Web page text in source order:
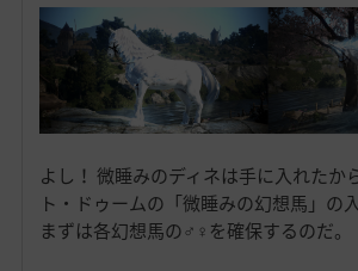
よし！ 微睡みのディネは手に入れたか
ト・ドゥームの「微睡みの幻想馬」の
まずは各幻想馬の♂♀を確保するのだ。